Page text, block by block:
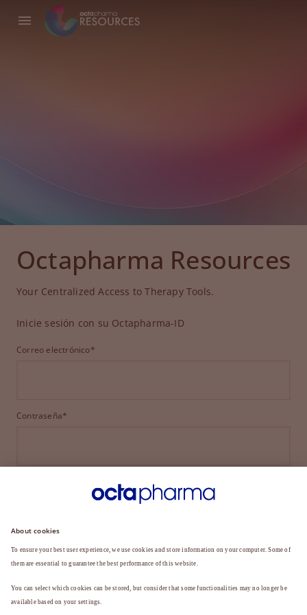
Octapharma Resources
Your Centralized Access to Therapy Tools.
Inicie sesión con su Octapharma-ID
Correo electrónico*
Contraseña*
INICIAR SESIÓN
¿HA OLVIDADO SU CONTRASEÑA?
¿Aún no es miembro?